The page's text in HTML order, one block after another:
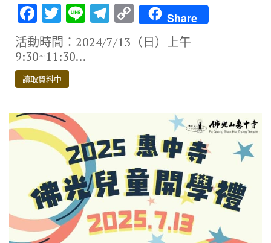
F
ac
e
b
o
o
k
T
w
it
te
r
Li
n
e
T
el
e
C
o
p
k
Share
活動時間：2024/7/13（日）上午
9:30~11:30…
讀取資料中